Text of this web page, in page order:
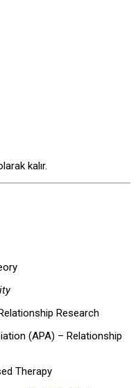
kalır.
Research
(APA) – Relationship
Therapy